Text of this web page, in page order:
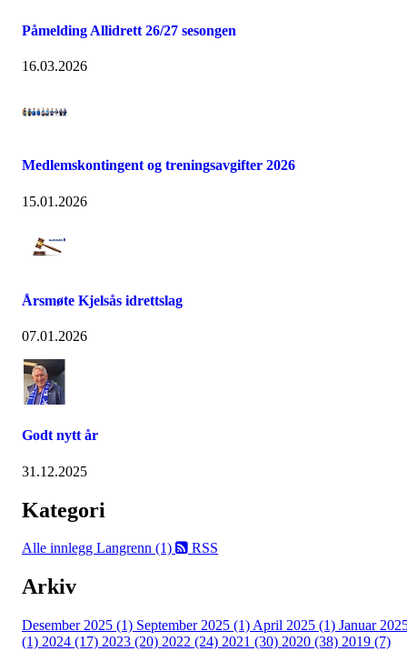
Påmelding Allidrett 26/27 sesongen
16.03.2026
Medlemskontingent og treningsavgifter 2026
15.01.2026
Årsmøte Kjelsås idrettslag
07.01.2026
Godt nytt år
31.12.2025
Kategori
Alle innlegg Langrenn (1) RSS
Arkiv
Desember 2025 (1) September 2025 (1) April 2025 (1) Januar
(1) 2024 (17) 2023 (20) 2022 (24) 2021 (30) 2020 (38) 2019 (7)